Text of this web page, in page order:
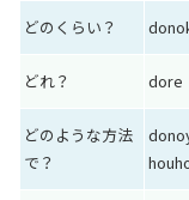
どのくらい？
どれ？ dore
どのような方法
で？